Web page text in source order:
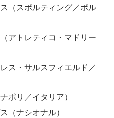
（スポルティング／ポル
アトレティコ・マドリー
ス・サルスフィエルド／
ポリ／イタリア）
（ナシオナル）